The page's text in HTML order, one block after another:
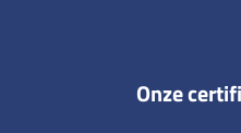
Onze